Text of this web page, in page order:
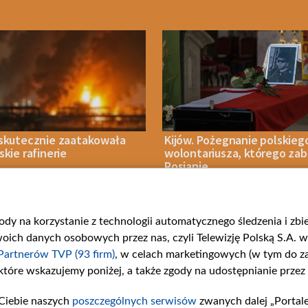
zaatakowała
rafinerie
2026 WOJNA
Kijów. Pożegnanie
wolontariusza, którego
Rosjanie
07 SIERPNIA 2026 WOJNA
na korzystanie z technologii automatycznego śledzenia i
danych osobowych przez nas, czyli Telewizję Polską S.A.
TVP (93 firm), w celach marketingowych (w tym do
wskazujemy poniżej, a także zgody na udostępnianie
naszych poszczególnych serwisów zwanych dalej